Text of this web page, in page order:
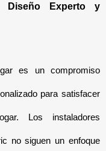
Diseño Experto y
es un compromiso
para satisfacer
Los instaladores
no siguen un enfoque